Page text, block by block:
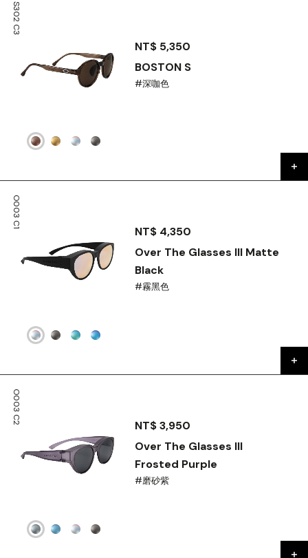
S302 C3
NT$ 5,350
BOSTON S
#深咖色
O003 C1
NT$ 4,350
Over The Glasses III Matte
Black
#霧黑色
O003 C2
NT$ 3,950
Over The Glasses III
Frosted Purple
#磨砂紫